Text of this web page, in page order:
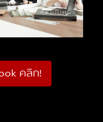
คลิก!